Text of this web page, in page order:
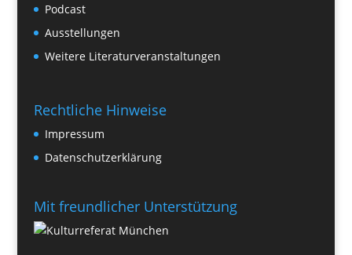
Podcast
Ausstellungen
Weitere Literaturveranstaltungen
Rechtliche Hinweise
Impressum
Datenschutzerklärung
Mit freundlicher Unterstützung